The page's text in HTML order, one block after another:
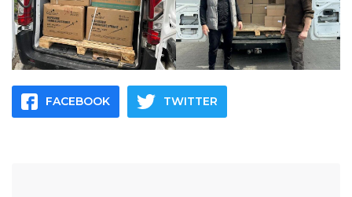
FACEBOOK TWITTER